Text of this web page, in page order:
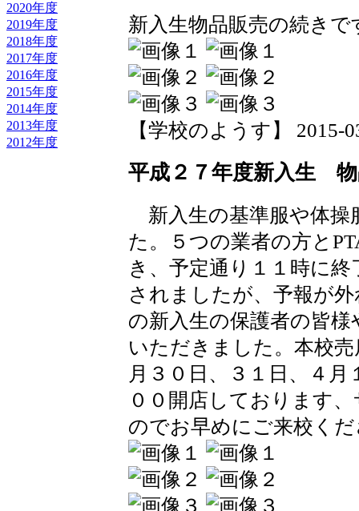
2020年度
2019年度
2018年度
2017年度
2016年度
2015年度
2014年度
2013年度
2012年度
新入生物品販売の続きで
【学校のようす】 2015-
平成２７年度新入生
新入生の基準服や体操
た。５つの業者の方と
き、予定通り１１時に
されましたが、予報が
の新入生の保護者の皆
いただきました。本校
月３０日、３１日、４
００開店しております
のでお早めにご来校く